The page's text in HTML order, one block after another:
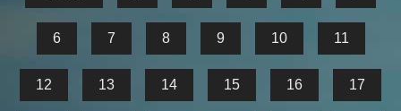
6 7 8 9 10 11
12 13 14 15 16 17